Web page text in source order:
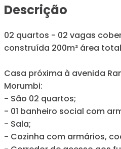
Descrição
02 quartos - 02 vagas
construída 200m² área
Casa próxima à avenida
Morumbi:
- São 02 quartos;
- 01 banheiro social com
- Sala;
- Cozinha com armários,